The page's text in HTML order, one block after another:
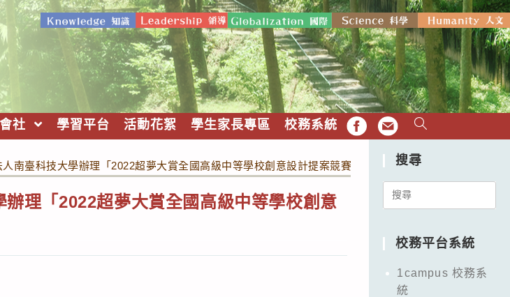
社 學習平台 活動花絮 學生家長專區 校務系統 FB EMAIL
南臺科技大學辦理「2022超夢大賞全國高級中等學校創意設計提案競賽」
理「2022超夢大賞全國高級中等學校創意
搜尋
Search
校務平台系統
1campus 校務系
統